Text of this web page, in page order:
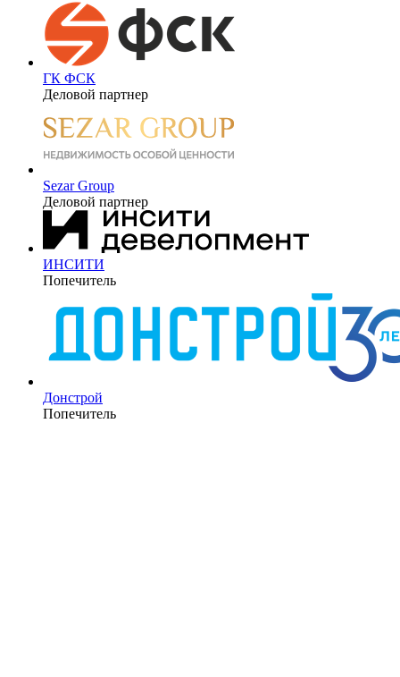
ГК ФСК
Деловой партнер
Sezar Group
Деловой партнер
ИНСИТИ
Попечитель
Донстрой
Попечитель